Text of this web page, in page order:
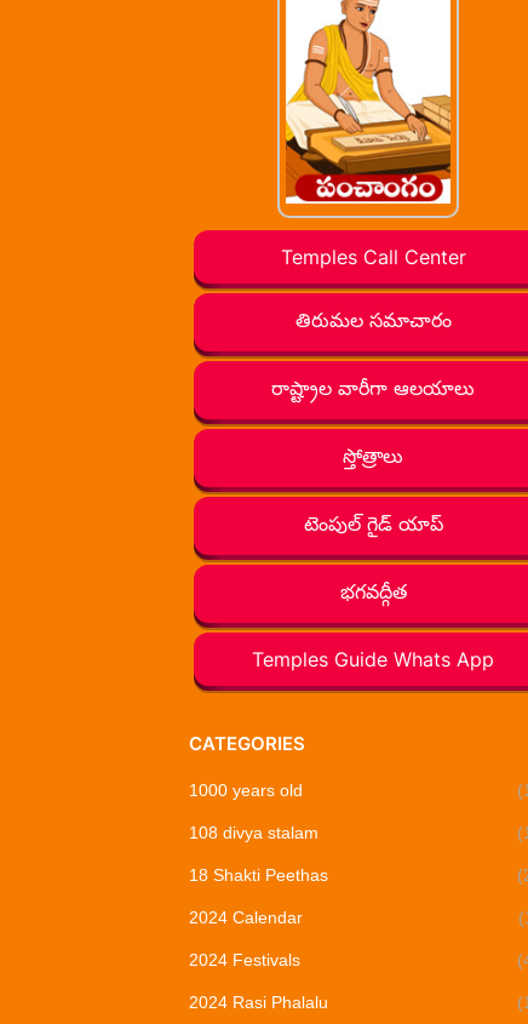
Temples Call Center
తిరుమల సమాచారం
రాష్ట్రాల వారీగా ఆలయాలు
స్తోత్రాలు
టెంపుల్ గైడ్ యాప్
భగవద్గీత
Temples Guide Whats App
CATEGORIES
1000 years old
108 divya stalam
18 Shakti Peethas
2024 Calendar
2024 Festivals
2024 Rasi Phalalu